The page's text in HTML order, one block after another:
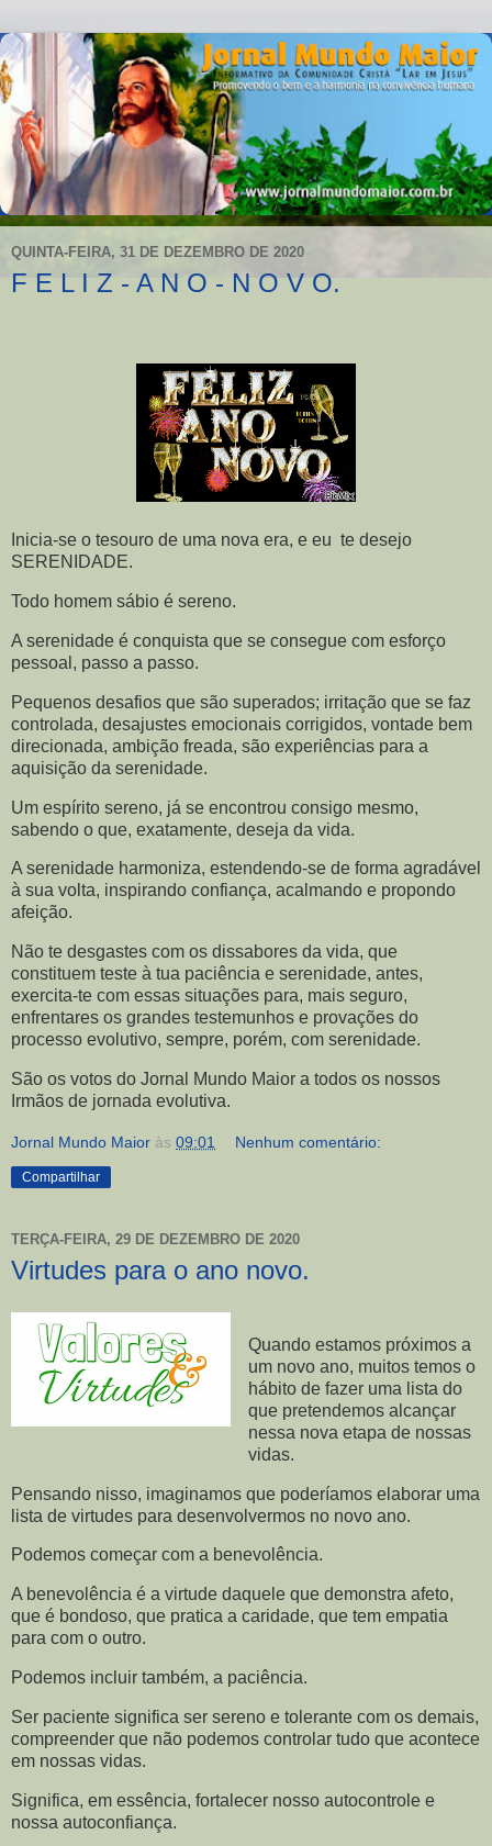
QUINTA-FEIRA, 31 DE DEZEMBRO DE 2020
F E L I Z - A N O - N O V O.
Inicia-se o tesouro de uma nova era, e eu te desejo
SERENIDADE.
Todo homem sábio é sereno.
A serenidade é conquista que se consegue com esforço
pessoal, passo a passo.
Pequenos desafios que são superados; irritação que se faz
controlada, desajustes emocionais corrigidos, vontade bem
direcionada, ambição freada, são experiências para a
aquisição da serenidade.
Um espírito sereno, já se encontrou consigo mesmo,
sabendo o que, exatamente, deseja da vida.
A serenidade harmoniza, estendendo-se de forma agradável
à sua volta, inspirando confiança, acalmando e propondo
afeição.
Não te desgastes com os dissabores da vida, que
constituem teste à tua paciência e serenidade, antes,
exercita-te com essas situações para, mais seguro,
enfrentares os grandes testemunhos e provações do
processo evolutivo, sempre, porém, com serenidade.
São os votos do Jornal Mundo Maior a todos os nossos
Irmãos de jornada evolutiva.
Jornal Mundo Maior às 09:01 Nenhum comentário:
Compartilhar
TERÇA-FEIRA, 29 DE DEZEMBRO DE 2020
Virtudes para o ano novo.
Quando estamos próximos a
um novo ano, muitos temos o
hábito de fazer uma lista do
que pretendemos alcançar
nessa nova etapa de nossas
vidas.
Pensando nisso, imaginamos que poderíamos elaborar uma
lista de virtudes para desenvolvermos no novo ano.
Podemos começar com a benevolência.
A benevolência é a virtude daquele que demonstra afeto,
que é bondoso, que pratica a caridade, que tem empatia
para com o outro.
Podemos incluir também, a paciência.
Ser paciente significa ser sereno e tolerante com os demais,
compreender que não podemos controlar tudo que acontece
em nossas vidas.
Significa, em essência, fortalecer nosso autocontrole e
nossa autoconfiança.